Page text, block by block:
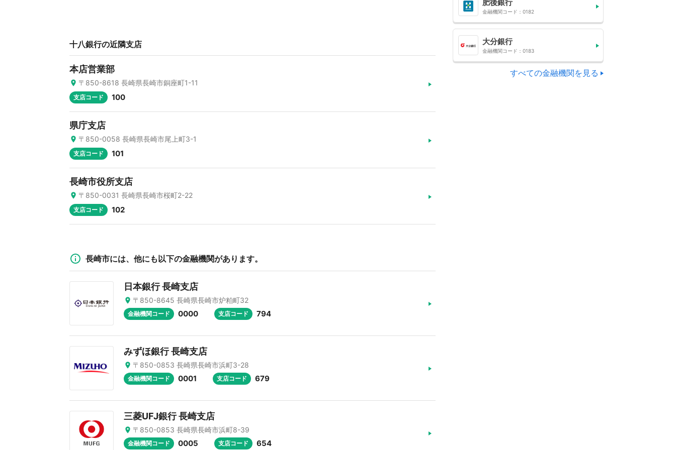
十八銀行の近隣支店
本店営業部
〒850-8618 長崎県長崎市銅座町1-11
支店コード 100
県庁支店
〒850-0058 長崎県長崎市尾上町3-1
支店コード 101
長崎市役所支店
〒850-0031 長崎県長崎市桜町2-22
支店コード 102
長崎市には、他にも以下の金融機関があります。
日本銀行 長崎支店
〒850-8645 長崎県長崎市炉粕町32
金融機関コード 0000 支店コード 794
みずほ銀行 長崎支店
〒850-0853 長崎県長崎市浜町3-28
金融機関コード 0001 支店コード 679
三菱UFJ銀行 長崎支店
〒850-0853 長崎県長崎市浜町8-39
金融機関コード 0005 支店コード 654
肥後銀行
金融機関コード：0182
大分銀行
金融機関コード：0183
すべての金融機関を見る